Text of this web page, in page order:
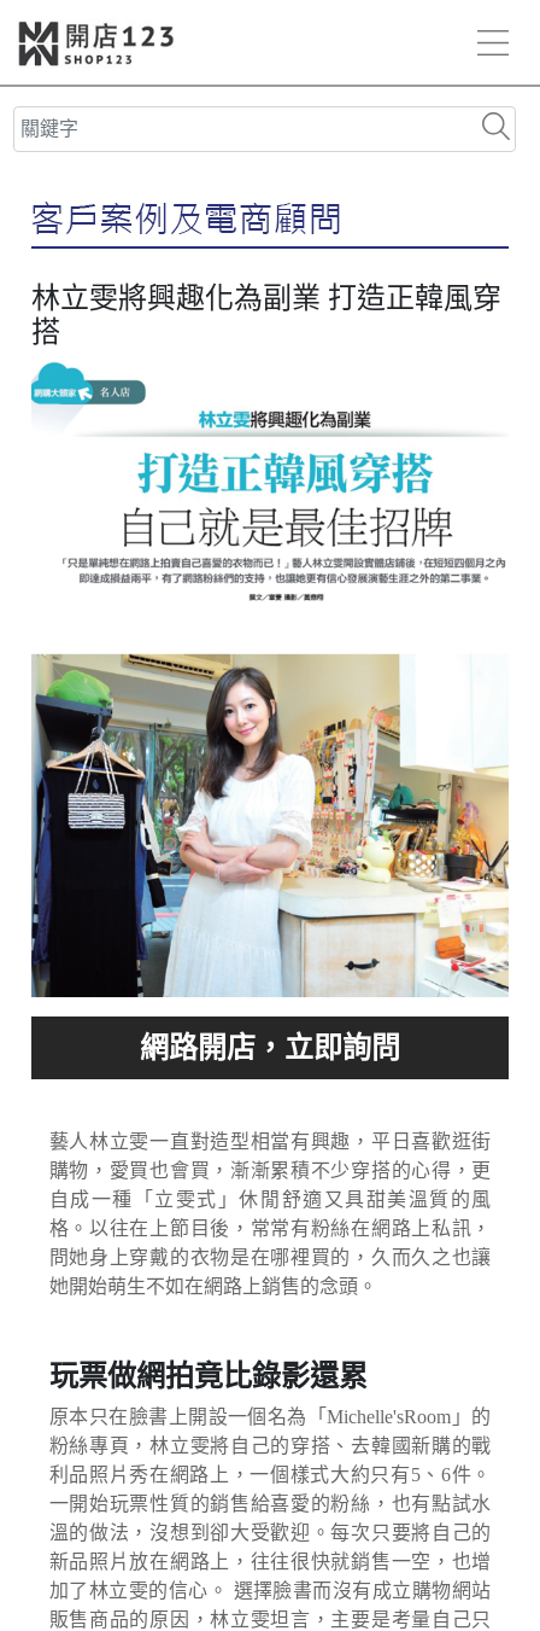
林立雯將興趣化為副業 打造正韓風穿
搭
藝人林立雯一直對造型相當有興趣，平日喜歡逛街
購物，愛買也會買，漸漸累積不少穿搭的心得，更
自成一種「立雯式」休閒舒適又具甜美溫質的風
格。以往在上節目後，常常有粉絲在網路上私訊，
問她身上穿戴的衣物是在哪裡買的，久而久之也讓
她開始萌生不如在網路上銷售的念頭。
玩票做網拍竟比錄影還累
原本只在臉書上開設一個名為「Michelle'sRoom」的
粉絲專頁，林立雯將自己的穿搭、去韓國新購的戰
利品照片秀在網路上，一個樣式大約只有5、6件。
一開始玩票性質的銷售給喜愛的粉絲，也有點試水
溫的做法，沒想到卻大受歡迎。每次只要將自己的
新品照片放在網路上，往往很快就銷售一空，也增
加了林立雯的信心。 選擇臉書而沒有成立購物網站
販售商品的原因，林立雯坦言，主要是考量自己只